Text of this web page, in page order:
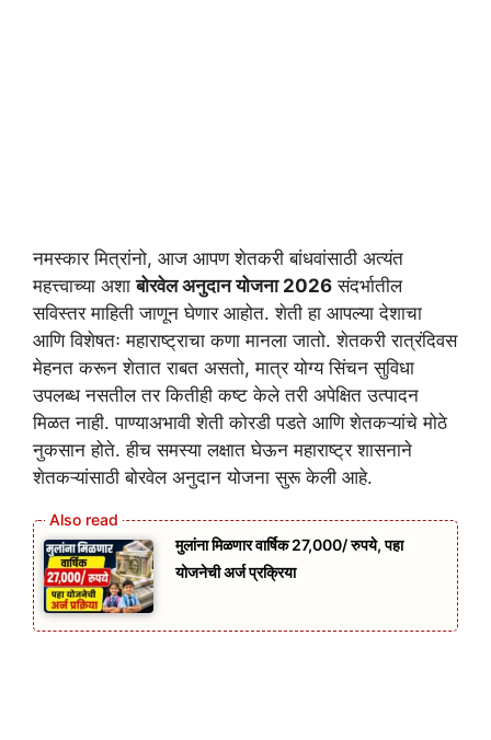
नमस्कार मित्रांनो, आज आपण शेतकरी बांधवांसाठी अत्यंत
महत्त्वाच्या अशाबोरवेल अनुदान योजना 2026 संदर्भातील
सविस्तर माहिती जाणून घेणार आहोत. शेती हा आपल्या देशाचा
आणि विशेषतः महाराष्ट्राचा कणा मानला जातो. शेतकरी रात्रंदिवस
मेहनत करून शेतात राबत असतो, मात्र योग्य सिंचन सुविधा
उपलब्ध नसतील तर कितीही कष्ट केले तरी अपेक्षित उत्पादन
मिळत नाही. पाण्याअभावी शेती कोरडी पडते आणि शेतकऱ्यांचे मोठे
नुकसान होते. हीच समस्या लक्षात घेऊन महाराष्ट्र शासनाने
शेतकऱ्यांसाठी बोरवेल अनुदान योजना सुरू केली आहे.
मुलांना मिळणार वार्षिक 27,000/ रुपये, पहा
योजनेची अर्ज प्रक्रिया